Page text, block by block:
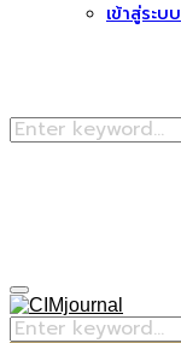
เข้าสู่ระบบ
Search
Primary
Menu
Search